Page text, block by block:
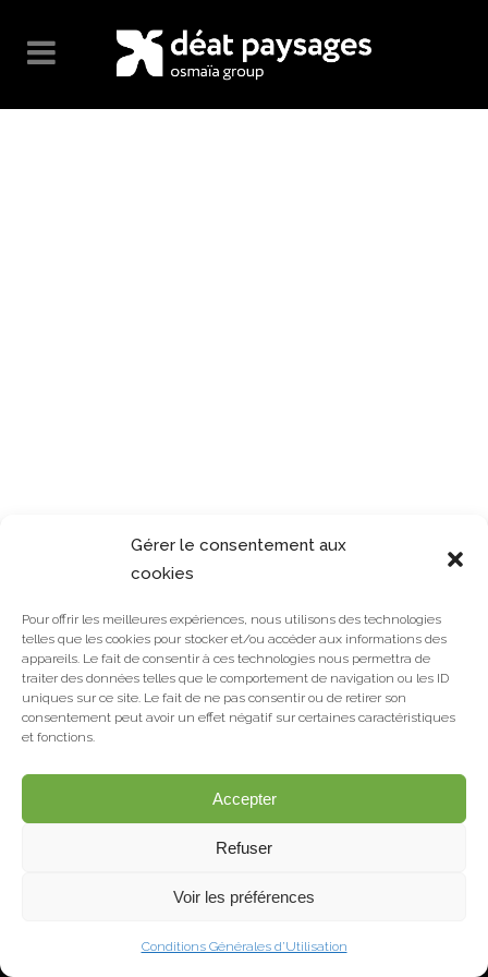
Gérer le consentement aux
cookies
Pour offrir les meilleures expériences, nous utilisons des technologies
telles que les cookies pour stocker et/ou accéder aux informations des
appareils. Le fait de consentir à ces technologies nous permettra de
traiter des données telles que le comportement de navigation ou les ID
uniques sur ce site. Le fait de ne pas consentir ou de retirer son
consentement peut avoir un effet négatif sur certaines caractéristiques
et fonctions.
Accepter
Refuser
Voir les préférences
Conditions Générales d’Utilisation